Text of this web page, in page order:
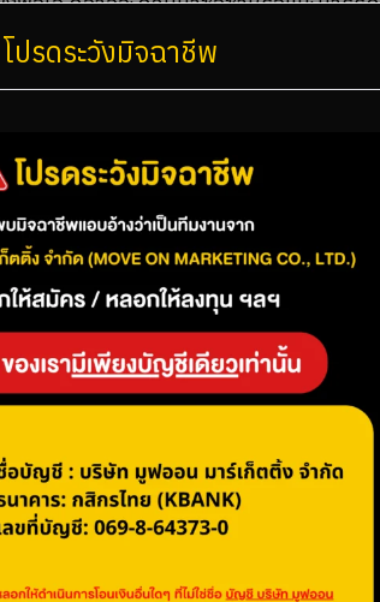
นความต้องการของพวกเขา ซึ่งจะช่วยเสริ
โปรดระวังมิจฉาชีพ